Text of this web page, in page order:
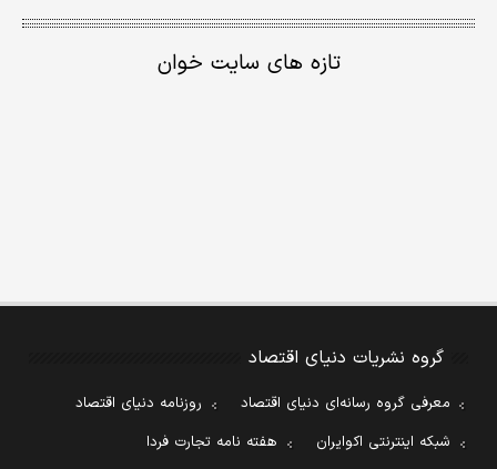
تازه های سایت خوان
گروه نشریات دنیای اقتصاد
معرفی گروه رسانه‌ای دنیای اقتصاد
روزنامه دنیای اقتصاد
شبکه اینترنتی اکوایران
هفته نامه تجارت فردا